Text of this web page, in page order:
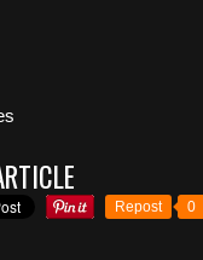
Repost 0